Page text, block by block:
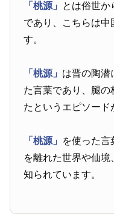
「桃源」 とは俗世か
であり、こちらは中
す。
「桃源」 は晋の陶潜
た言葉であり、腿の
たというエピソード
「桃源」 を使った言
を離れた世界や仙
知られています。